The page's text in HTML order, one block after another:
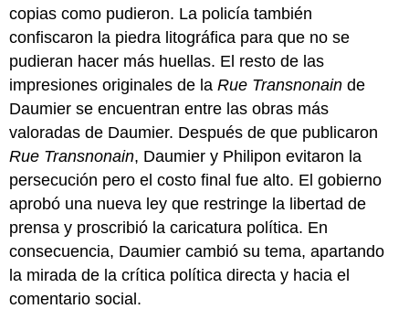
copias como pudieron. La policía también
confiscaron la piedra litográfica para que no se
pudieran hacer más huellas. El resto de las
impresiones originales de laRue Transnonain de
Daumier se encuentran entre las obras más
valoradas de Daumier. Después de que publicaron
Rue Transnonain, Daumier y Philipon evitaron la
persecución pero el costo final fue alto. El gobierno
aprobó una nueva ley que restringe la libertad de
prensa y proscribió la caricatura política. En
consecuencia, Daumier cambió su tema, apartando
la mirada de la crítica política directa y hacia el
comentario social.